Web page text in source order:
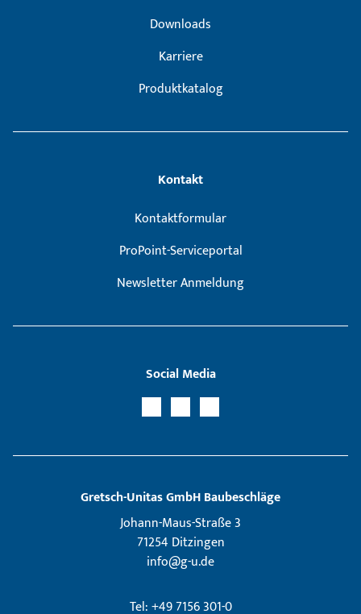
Downloads
Karriere
Produktkatalog
Kontakt
Kontaktformular
ProPoint-Serviceportal
Newsletter Anmeldung
Social Media
Gretsch­-Unitas GmbH Baubeschläge
Johann-Maus-Straße 3
71254 Ditzingen
info@g-u.de
Tel: +49 7156 301-0